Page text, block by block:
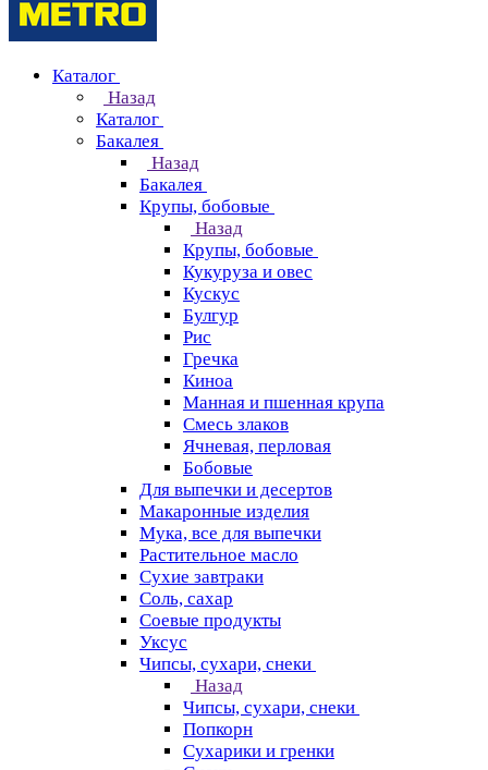
Каталог
Назад
Каталог
Бакалея
Назад
Бакалея
Крупы, бобовые
Назад
Крупы, бобовые
Кукуруза и овес
Кускус
Булгур
Рис
Гречка
Киноа
Манная и пшенная крупа
Смесь злаков
Ячневая, перловая
Бобовые
Для выпечки и десертов
Макаронные изделия
Мука, все для выпечки
Растительное масло
Сухие завтраки
Соль, сахар
Соевые продукты
Уксус
Чипсы, сухари, снеки
Назад
Чипсы, сухари, снеки
Попкорн
Сухарики и гренки